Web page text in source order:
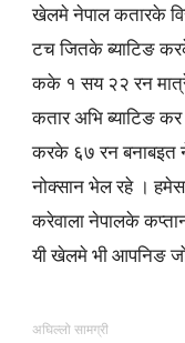
खेलमे नेपाल कतारके
टच जितके ब्याटिङ
कके १ सय २२ रन
कतार अभि ब्याटिङ
करके ६७ रन बनाबइत
नोक्सान भेल रहे ।
करेवाला नेपालके
यी खेलमे भी आपनिङ
अघिल्लो सामग्री